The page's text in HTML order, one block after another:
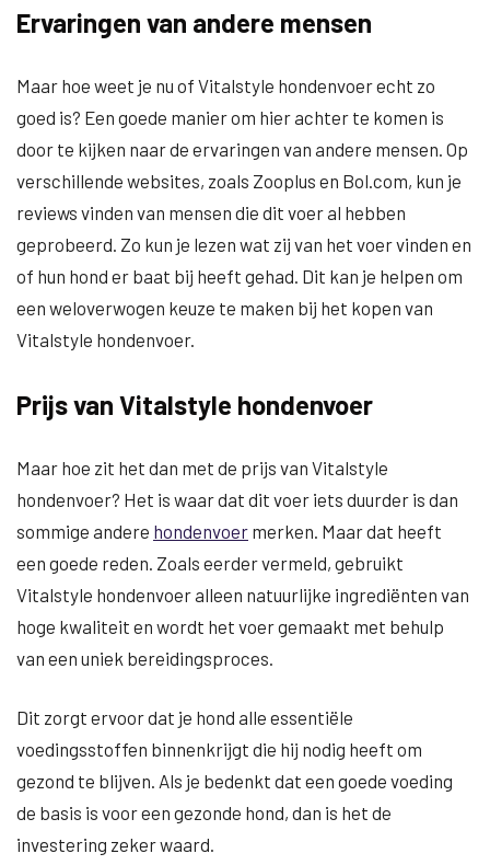
Ervaringen van andere mensen
Maar hoe weet je nu of Vitalstyle hondenvoer echt zo
goed is? Een goede manier om hier achter te komen is
door te kijken naar de ervaringen van andere mensen. Op
verschillende websites, zoals Zooplus en Bol.com, kun je
reviews vinden van mensen die dit voer al hebben
geprobeerd. Zo kun je lezen wat zij van het voer vinden en
of hun hond er baat bij heeft gehad. Dit kan je helpen om
een weloverwogen keuze te maken bij het kopen van
Vitalstyle hondenvoer.
Prijs van Vitalstyle hondenvoer
Maar hoe zit het dan met de prijs van Vitalstyle
hondenvoer? Het is waar dat dit voer iets duurder is dan
sommige andere hondenvoer merken. Maar dat heeft
een goede reden. Zoals eerder vermeld, gebruikt
Vitalstyle hondenvoer alleen natuurlijke ingrediënten van
hoge kwaliteit en wordt het voer gemaakt met behulp
van een uniek bereidingsproces.
Dit zorgt ervoor dat je hond alle essentiële
voedingsstoffen binnenkrijgt die hij nodig heeft om
gezond te blijven. Als je bedenkt dat een goede voeding
de basis is voor een gezonde hond, dan is het de
investering zeker waard.